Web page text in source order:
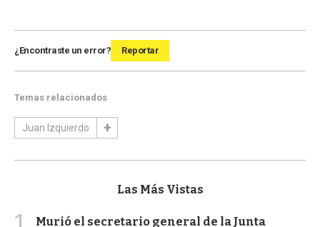
¿Encontraste un error? Reportar
Temas relacionados
Juan Izquierdo
Las Más Vistas
Murió el secretario general de la Junta